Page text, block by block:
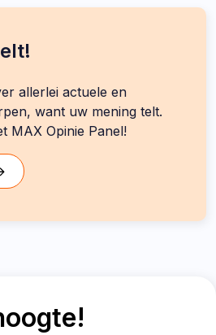
allerlei actuele en
want uw mening telt.
MAX Opinie Panel!